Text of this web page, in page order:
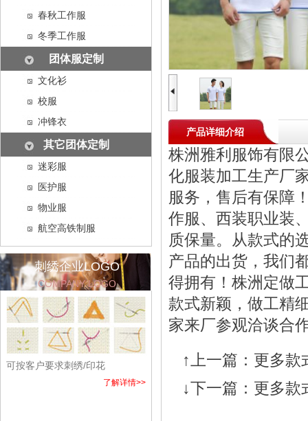
春秋工作服
冬季工作服
团体服定制
文化衫
校服
冲锋衣
其它团体定制
迷彩服
医护服
物业服
航空高铁制服
刺绣企业LOGO
COMPANY LOGO
可按客户要求刺绣/印花
了解详情>>
产品详细介绍
株洲雅利服饰有限
化服装加工生产厂
服务，售后有保障
作服、西装职业装
质保量。从款式的
产品的出货，我们
得拥有！株洲定做
款式新颖，做工精
家来厂参观洽谈合
↑上一篇： 更多款
↓下一篇： 更多款